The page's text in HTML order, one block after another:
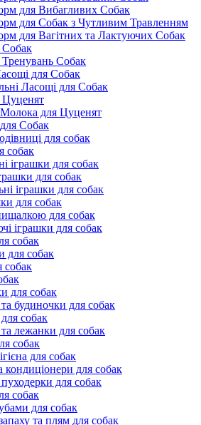
для Вибагливих Собак
для Собак з Чутливим Травленням
для Вагітних та Лактуючих Собак
Собак
Собак
для Собак
Ласощі для Собак
Цуценят
для Цуценят
Собак
для собак
собак
іграшки для собак
для собак
іграшки для собак
для собак
для собак
іграшки для собак
собак
собак
собак
для собак
будиночки для собак
собак
лежанки для собак
собак
для собак
для собак
пуходерки для собак
собак
для собак
та плям для собак